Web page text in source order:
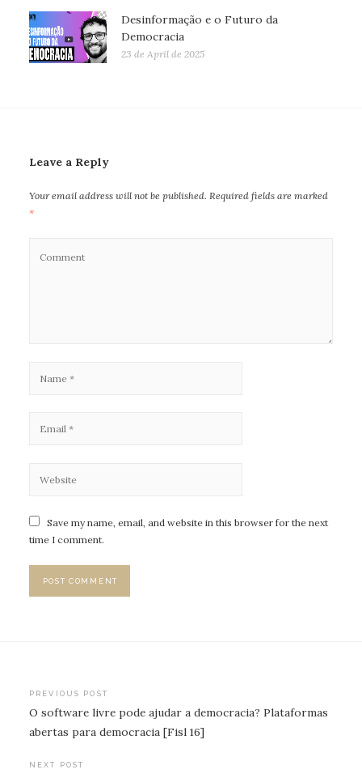
Desinformação e o Futuro da
Democracia
23 de April de 2025
Leave a Reply
Your email address will not be published. Required fields are marked
*
Save my name, email, and website in this browser for the next
time I comment.
Post
navigation
PREVIOUS POST
O software livre pode ajudar a democracia? Plataformas
abertas para democracia [Fisl 16]
NEXT POST